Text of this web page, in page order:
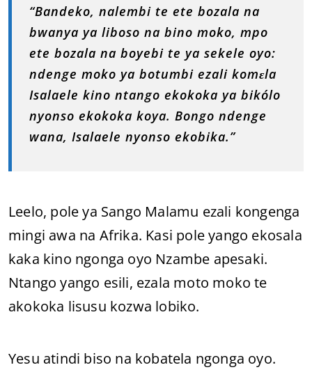
“Bandeko, nalembi te ete bozala na
bwanya ya liboso na bino moko, mpo
ete bozala na boyebi te ya sekele oyo:
ndenge moko ya botumbi ezali komɛla
Isalaele kino ntango ekokoka ya bikólo
nyonso ekokoka koya. Bongo ndenge
wana, Isalaele nyonso ekobika.”
Leelo, pole ya Sango Malamu ezali kongenga
mingi awa na Afrika. Kasi pole yango ekosala
kaka kino ngonga oyo Nzambe apesaki.
Ntango yango esili, ezala moto moko te
akokoka lisusu kozwa lobiko.
Yesu atindi biso na kobatela ngonga oyo.